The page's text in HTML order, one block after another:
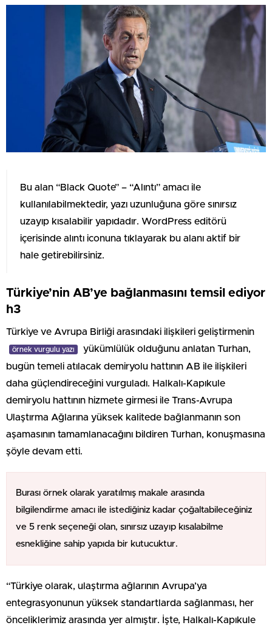
Bu alan “Black Quote” – “Alıntı” amacı ile
kullanılabilmektedir, yazı uzunluğuna göre sınırsız
uzayıp kısalabilir yapıdadır. WordPress editörü
içerisinde alıntı iconuna tıklayarak bu alanı aktif bir
hale getirebilirsiniz.
Türkiye’nin AB’ye bağlanmasını temsil ediyor
h3
Türkiye ve Avrupa Birliği arasındaki ilişkileri geliştirmenin
örnek vurgulu yazı
yükümlülük olduğunu anlatan Turhan,
bugün temeli atılacak demiryolu hattının AB ile ilişkileri
daha güçlendireceğini vurguladı. Halkalı-Kapıkule
demiryolu hattının hizmete girmesi ile Trans-Avrupa
Ulaştırma Ağlarına yüksek kalitede bağlanmanın son
aşamasının tamamlanacağını bildiren Turhan, konuşmasına
şöyle devam etti.
Burası örnek olarak yaratılmış makale arasında
bilgilendirme amacı ile istediğiniz kadar çoğaltabileceğiniz
ve 5 renk seçeneği olan, sınırsız uzayıp kısalabilme
esnekliğine sahip yapıda bir kutucuktur.
“Türkiye olarak, ulaştırma ağlarının Avrupa’ya
entegrasyonunun yüksek standartlarda sağlanması, her
önceliklerimiz arasında yer almıştır. İşte, Halkalı-Kapıkule